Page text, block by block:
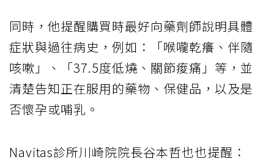
同時，他提醒購買時最好向藥劑師說明具體
症狀與過往病史，例如：「喉嚨乾癢、伴隨
咳嗽」、「37.5度低燒、關節痠痛」等，並
清楚告知正在服用的藥物、保健品，以及是
否懷孕或哺乳。
Navitas診所川崎院院長谷本哲也也提醒：